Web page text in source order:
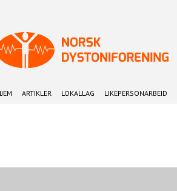
ARTIKLER LOKALLAG LIKEPERSONARBEID